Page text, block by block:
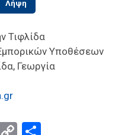
Λήψη
Τιφλίδα
Υποθέσεων
Γεωργία